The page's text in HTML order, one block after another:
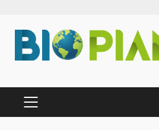
Inhalt
springen
PRIMÄRES
MENÜ